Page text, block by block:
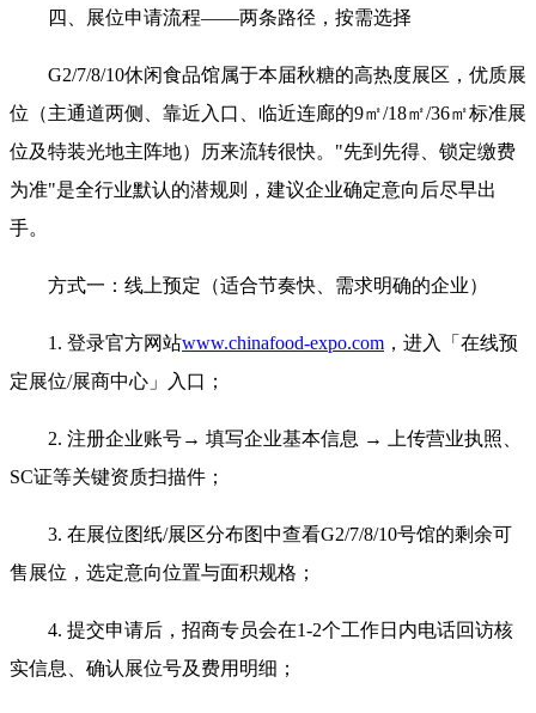
四、展位申请流程——两条路径，按需选择
G2/7/8/10休闲食品馆属于本届秋糖的高热度展区，优质展
位（主通道两侧、靠近入口、临近连廊的9㎡/18㎡/36㎡标准展
位及特装光地主阵地）历来流转很快。"先到先得、锁定缴费
为准"是全行业默认的潜规则，建议企业确定意向后尽早出
手。
方式一：线上预定（适合节奏快、需求明确的企业）
1. 登录官方网站www.chinafood-expo.com ，进入「在线预
定展位/展商中心」入口；
2. 注册企业账号→ 填写企业基本信息 → 上传营业执照、
SC证等关键资质扫描件；
3. 在展位图纸/展区分布图中查看G2/7/8/10号馆的剩余可
售展位，选定意向位置与面积规格；
4. 提交申请后，招商专员会在1-2个工作日内电话回访核
实信息、确认展位号及费用明细；